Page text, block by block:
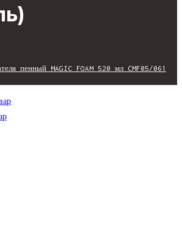
пенный MAGIC FOAM 520 мл CMF05/061